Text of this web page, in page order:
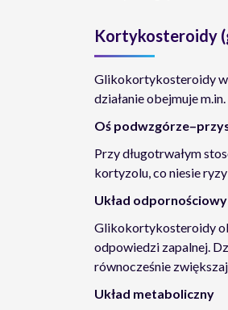
Kortykosteroidy
Glikokortykosteroidy
działanie obejmuje m.in.
Oś
Przy długotrwałym
kortyzolu, co niesie
Układ odpornościowy
Glikokortykosteroidy
odpowiedzi zapalnej.
równocześnie
Układ metaboliczny